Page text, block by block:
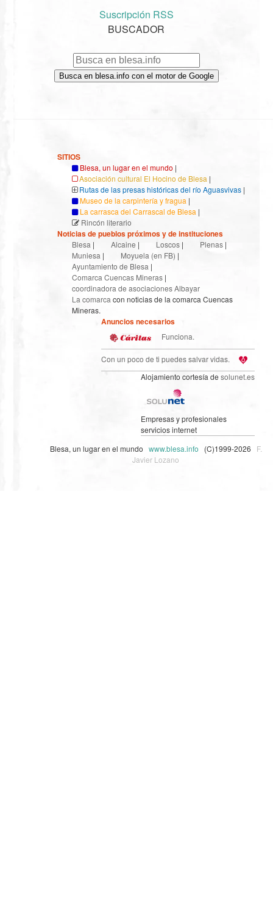
Suscripción RSS
BUSCADOR
Busca en blesa.info con el motor de Google
SITIOS
Blesa, un lugar en el mundo |
Asociación cultural El Hocino de Blesa |
Rutas de las presas históricas del río Aguasvivas |
Museo de la carpintería y fragua |
La carrasca del Carrascal de Blesa |
Rincón literario
Noticias de pueblos próximos y de instituciones
Blesa | Alcaine | Loscos | Plenas |
Muniesa | Moyuela (en FB) |
Ayuntamiento de Blesa |
Comarca Cuencas Mineras |
coordinadora de asociaciones Albayar
La comarca con noticias de la comarca Cuencas
Mineras.
Anuncios necesarios
Funciona.
Con un poco de ti puedes salvar vidas.
Alojamiento cortesía de solunet.es
Empresas y profesionales
servicios internet
Blesa, un lugar en el mundo www.blesa.info (C)1999-2026 F.
Javier Lozano